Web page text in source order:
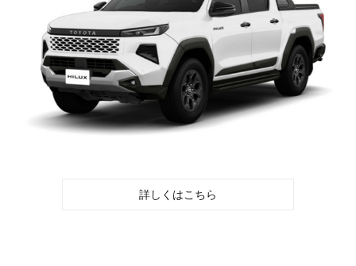
詳しくはこちら